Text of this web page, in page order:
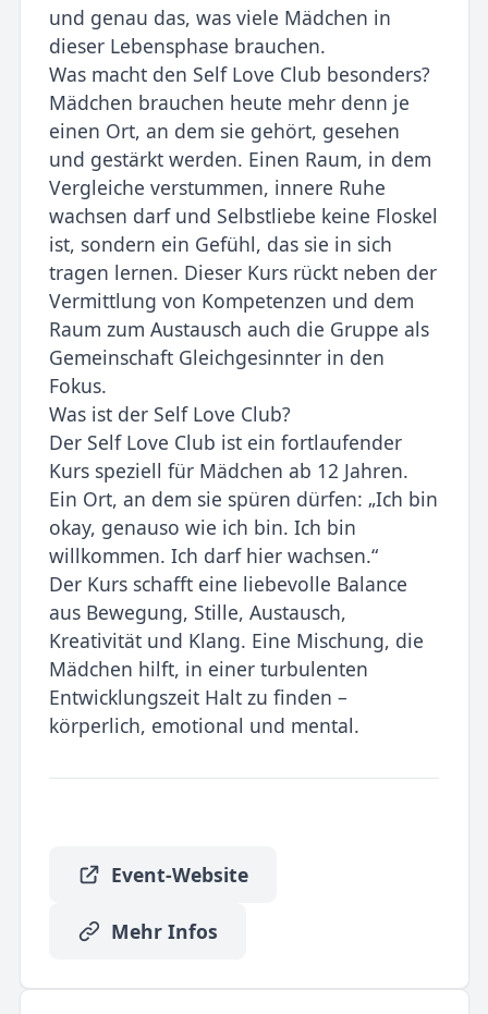
und genau das, was viele Mädchen in
dieser Lebensphase brauchen.
Was macht den Self Love Club besonders?
Mädchen brauchen heute mehr denn je
einen Ort, an dem sie gehört, gesehen
und gestärkt werden. Einen Raum, in dem
Vergleiche verstummen, innere Ruhe
wachsen darf und Selbstliebe keine Floskel
ist, sondern ein Gefühl, das sie in sich
tragen lernen. Dieser Kurs rückt neben der
Vermittlung von Kompetenzen und dem
Raum zum Austausch auch die Gruppe als
Gemeinschaft Gleichgesinnter in den
Fokus.
Was ist der Self Love Club?
Der Self Love Club ist ein fortlaufender
Kurs speziell für Mädchen ab 12 Jahren.
Ein Ort, an dem sie spüren dürfen: „Ich bin
okay, genauso wie ich bin. Ich bin
willkommen. Ich darf hier wachsen.“
Der Kurs schafft eine liebevolle Balance
aus Bewegung, Stille, Austausch,
Kreativität und Klang. Eine Mischung, die
Mädchen hilft, in einer turbulenten
Entwicklungszeit Halt zu finden –
körperlich, emotional und mental.
Event-Website
Mehr Infos